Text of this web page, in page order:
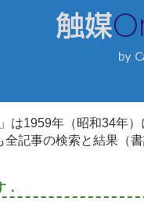
は1959年（昭和34年
記事の検索と結果（